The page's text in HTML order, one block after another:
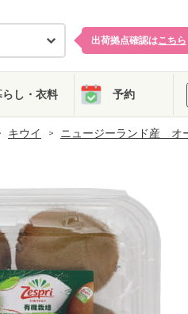
出荷拠点確認はこちら
し・衣料 予約
キウイ ニュージーランド産